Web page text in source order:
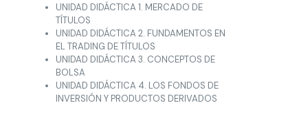
UNIDAD DIDÁCTICA 1. MERCADO DE
TÍTULOS
UNIDAD DIDÁCTICA 2. FUNDAMENTOS EN
EL TRADING DE TÍTULOS
UNIDAD DIDÁCTICA 3. CONCEPTOS DE
BOLSA
UNIDAD DIDÁCTICA 4. LOS FONDOS DE
INVERSIÓN Y PRODUCTOS DERIVADOS